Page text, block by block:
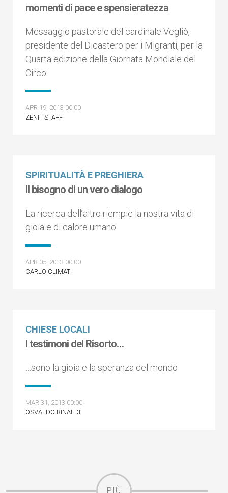
momenti di pace e spensieratezza
Messaggio pastorale del cardinale Vegliò,
presidente del Dicastero per i Migranti, per la
Quarta edizione della Giornata Mondiale del
Circo
APR 19, 2013 00:00
ZENIT STAFF
SPIRITUALITÀ E PREGHIERA
Il bisogno di un vero dialogo
La ricerca dell’altro riempie la nostra vita di
gioia e di calore umano
APR 05, 2013 00:00
CARLO CLIMATI
CHIESE LOCALI
I testimoni del Risorto…
…sono la gioia e la speranza del mondo
MAR 31, 2013 00:00
OSVALDO RINALDI
PIÙ